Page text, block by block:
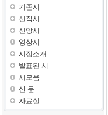
기존시
신작시
신앙시
영상시
시집소개
발표된 시
시모음
산 문
자료실